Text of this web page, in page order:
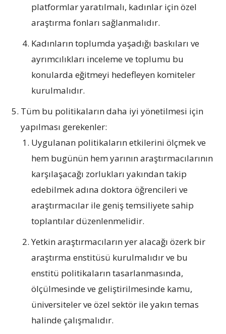
platformlar yaratılmalı, kadınlar için özel
araştırma fonları sağlanmalıdır.
Kadınların toplumda yaşadığı baskıları ve
ayrımcılıkları inceleme ve toplumu bu
konularda eğitmeyi hedefleyen komiteler
kurulmalıdır.
Tüm bu politikaların daha iyi yönetilmesi için
yapılması gerekenler:
Uygulanan politikaların etkilerini ölçmek ve
hem bugünün hem yarının araştırmacılarının
karşılaşacağı zorlukları yakından takip
edebilmek adına doktora öğrencileri ve
araştırmacılar ile geniş temsiliyete sahip
toplantılar düzenlenmelidir.
Yetkin araştırmacıların yer alacağı özerk bir
araştırma enstitüsü kurulmalıdır ve bu
enstitü politikaların tasarlanmasında,
ölçülmesinde ve geliştirilmesinde kamu,
üniversiteler ve özel sektör ile yakın temas
halinde çalışmalıdır.